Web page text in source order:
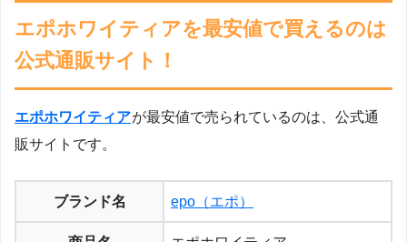
エポホワイティアを最安値で買えるのは
公式通販サイト！
エポホワイティアが最安値で売られているのは、公式通
販サイトです。
ブランド名 epo（エポ）